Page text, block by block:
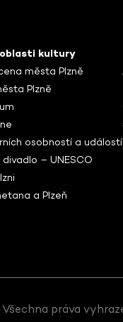
kultury
města Plzně
Plzně
osobností a událostí
– UNESCO
a Plzeň
práva